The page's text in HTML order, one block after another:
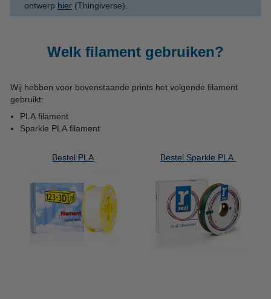
ontwerp hier (Thingiverse).
Welk filament gebruiken?
Wij hebben voor bovenstaande prints het volgende filament
gebruikt:
PLA filament
Sparkle PLA filament
Bestel PLA Bestel Sparkle PLA